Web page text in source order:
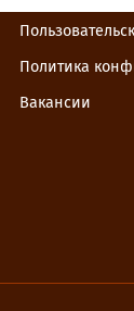
Политика
Вакансии